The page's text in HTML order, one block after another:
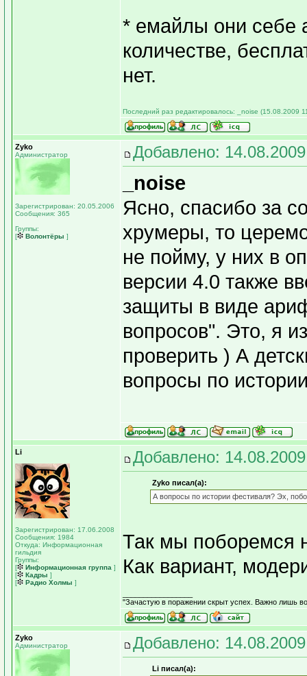
* емайлы они себе
количестве,
нет.
Последний раз редактировалось: _noise (15.08.2009
Zyko
Администратор
Зарегистрирован: 20.05.2006
Сообщения: 365
Группы:
[
Волонтёры ]
Добавлено:
_noise
Ясно, спасибо за
хрумеры, то
не пойму, у них в
версии 4.0 также
защиты в виде
вопросов". Это, я
проверить ) А
вопросы по
Li
Зарегистрирован: 17.06.2008
Сообщения: 1984
Откуда: Информационная
гильдия
Группы:
[
Информационная группа ]
[
Кадры ]
[
Радио Холмы ]
Добавлено:
Zyko писал(а):
А вопросы по истории фестиваля? Эх,
Так мы поборемся
Как вариант,
"Зачастую в поражении скрыт успех. Важно лишь
Zyko
Администратор Добавлено:
Li писал(а):